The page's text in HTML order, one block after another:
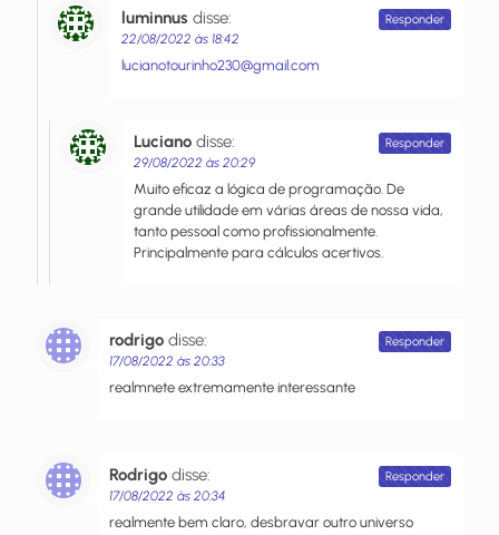
luminnus disse:
22/08/2022 às 18:42
lucianotourinho230@gmail.com
Responder
Luciano disse:
29/08/2022 às 20:29
Muito eficaz a lógica de programação. De
grande utilidade em várias áreas de nossa vida,
tanto pessoal como profissionalmente.
Principalmente para cálculos acertivos.
Responder
rodrigo disse:
17/08/2022 às 20:33
realmnete extremamente interessante
Responder
Rodrigo disse:
17/08/2022 às 20:34
realmente bem claro, desbravar outro universo
Responder